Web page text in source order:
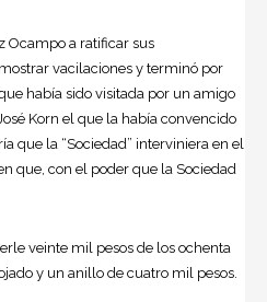
Ocampo a ratificar sus
vacilaciones y terminó por
había sido visitada por un amigo
Korn el que la había convencido
que la “Sociedad” interviniera en el
que, con el poder que la Sociedad
veinte mil pesos de los ochenta
y un anillo de cuatro mil pesos.